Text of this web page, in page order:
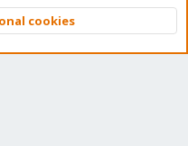
Top
cookies